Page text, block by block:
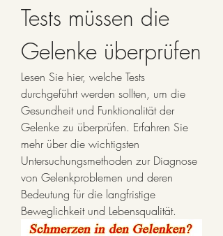
Tests müssen die
Gelenke überprüfen
Lesen Sie hier, welche Tests
durchgeführt werden sollten, um die
Gesundheit und Funktionalität der
Gelenke zu überprüfen. Erfahren Sie
mehr über die wichtigsten
Untersuchungsmethoden zur Diagnose
von Gelenkproblemen und deren
Bedeutung für die langfristige
Beweglichkeit und Lebensqualität.